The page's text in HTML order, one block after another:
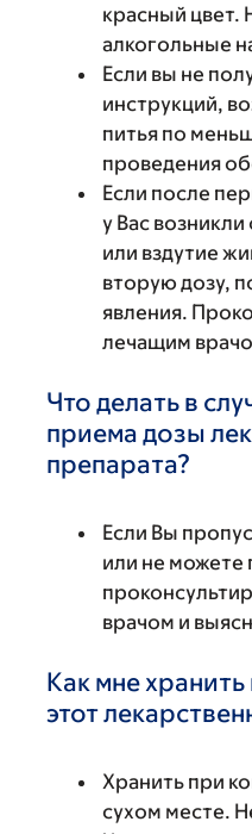
красный цвет.
алкогольные
Если вы не
инструкций,
питья по
проведения
Если после
у Вас
или вздутие
вторую дозу,
явления.
лечащим
Что делать в
приема дозы
препарата?
Если Вы
или не можете
врачом и
Как мне
этот
Хранить при
сухом месте.